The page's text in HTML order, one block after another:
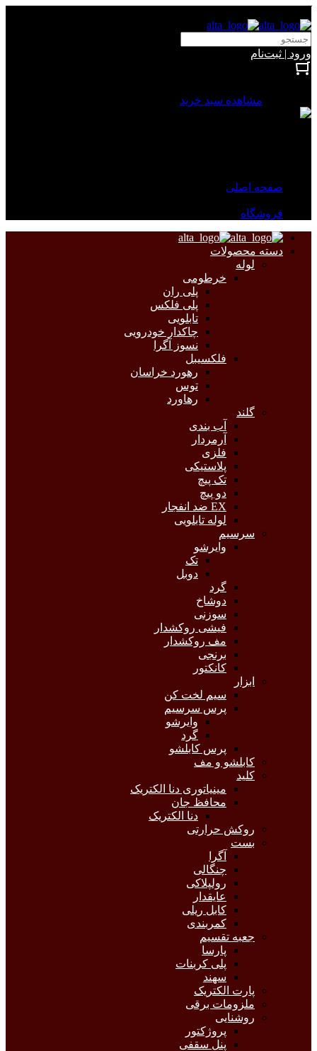
ورود | ثبت‌نام
مشاهده سبد خرید
صفحه اصلی
فروشگاه
دسته محصولات
لوله
خرطومی
پلی ران
پلی فلکس
تابلویی
چاکدار خودرویی
نسوز آگرا
فلکسیبل
رهورد خراسان
توس
رهاورد
گلند
آب بندی
آرمردار
فلزی
پلاستیکی
تک پیچ
دو پیچ
EX ضد انفجار
لوله تابلویی
سرسیم
وایرشو
تک
دوبل
گرد
دوشاخ
سوزنی
فیشی روکشدار
مف روکشدار
برنجی
کانکتور
ابزار
سیم لخت کن
پرس سرسیم
وایرشو
گرد
پرس کابلشو
کابلشو و مف
کلید
مینیاتوری دنا الکتریک
محافظ جان
دنا الکتریک
روکش حرارتی
بست
آگرا
چنگالی
رولپلاکی
عایقدار
کابل ریلی
کمربندی
جعبه تقسیم
پارسا
پلی کربنات
سهند
پارت الکتریک
ملزومات برقی
روشنایی
پروژکتور
پنل سقفی